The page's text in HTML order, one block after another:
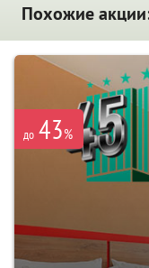
Похожие
до 43%